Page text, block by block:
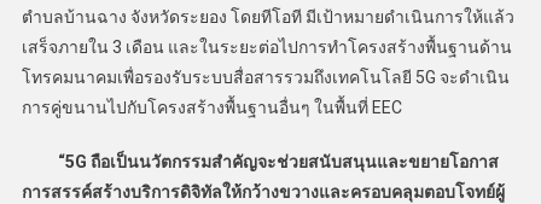
ตำบลบ้านฉาง จังหวัดระยอง โดยทีโอที มีเป้าหมายดำเนินการให้แล้ว
เสร็จภายใน 3 เดือน และในระยะต่อไปการทำโครงสร้างพื้นฐานด้าน
โทรคมนาคมเพื่อรองรับระบบสื่อสารรวมถึงเทคโนโลยี 5G จะดำเนิน
การคู่ขนานไปกับโครงสร้างพื้นฐานอื่นๆ ในพื้นที่ EEC
“5G ถือเป็นนวัตกรรมสำคัญจะช่วยสนับสนุนและขยายโอกาส
การสรรค์สร้างบริการดิจิทัลให้กว้างขวางและครอบคลุมตอบโจทย์ผู้